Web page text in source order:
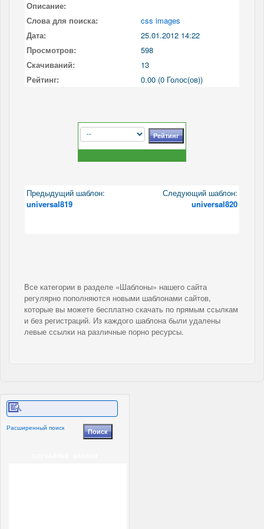
Описание:
Слова для поиска:
css images
Дата:
25.01.2012 14:22
Просмотров:
598
Скачиваний:
13
Рейтинг:
0.00 (0 Голос(ов))
Предыдущий шаблон:
universal819
Следующий шаблон:
universal820
Все категории в разделе «Шаблоны» нашего сайта
регулярно пополняются новыми шаблонами сайтов,
которые вы можете бесплатно скачать по прямым ссылкам
и без регистраций. Из каждого шаблона были удалены
левые ссылки на различные порно ресурсы.
Расширенный поиск